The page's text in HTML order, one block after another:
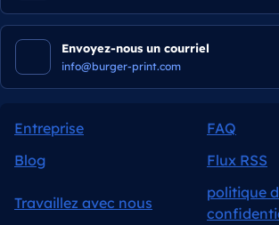
Envoyez-nous un courriel
info@burger-print.com
Entreprise
FAQ
Blog
Flux RSS
Travaillez avec nous
politique